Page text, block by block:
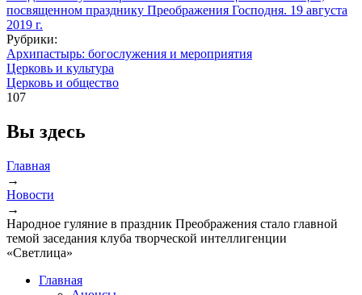
Рубрики:
Архипастырь: богослужения и мероприятия
Церковь и культура
Церковь и общество
107
Вы здесь
Главная
→
Новости
→
Народное гуляние в праздник Преображения стало главной
темой заседания клуба творческой интеллигенции
«Светлица»
Главная